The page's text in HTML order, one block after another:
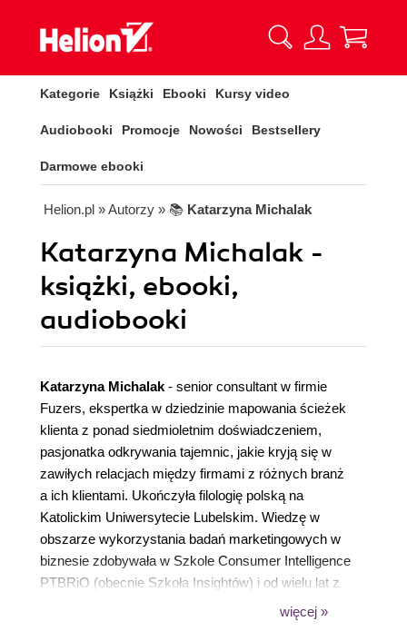
Kategorie Książki Ebooki Kursy video
Audiobooki Promocje Nowości Bestsellery
Darmowe ebooki
Helion.pl » Autorzy » 📚 Katarzyna Michalak
Katarzyna Michalak -
książki, ebooki,
audiobooki
Katarzyna Michalak - senior consultant w firmie
Fuzers, ekspertka w dziedzinie mapowania ścieżek
klienta z ponad siedmioletnim doświadczeniem,
pasjonatka odkrywania tajemnic, jakie kryją się w
zawiłych relacjach między firmami z różnych branż
a ich klientami. Ukończyła filologię polską na
Katolickim Uniwersytecie Lubelskim. Wiedzę w
obszarze wykorzystania badań marketingowych w
biznesie zdobywała w Szkole Consumer Intelligence
PTBRiO (obecnie Szkoła Insightów) i od wielu lat z
sukcesem stosuje ją w praktyce. Posiadaczka
więcej »